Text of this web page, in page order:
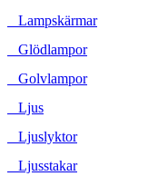
Lampskärmar
Glödlampor
Golvlampor
Ljus
Ljuslyktor
Ljusstakar